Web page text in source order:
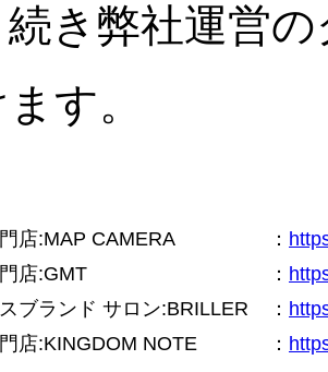
続き弊社運営
す。
店:MAP CAMERA ：
店:GMT
：
ブランド サロン:BRILLER
：
店:KINGDOM NOTE
：